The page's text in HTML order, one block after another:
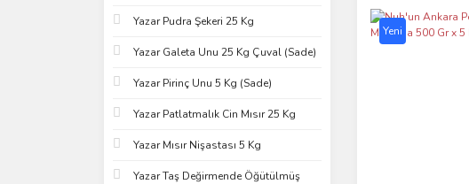
Yazar Pudra Şekeri 25 Kg
Yazar Galeta Unu 25 Kg Çuval (Sade)
Yazar Pirinç Unu 5 Kg (Sade)
Yazar Patlatmalık Cin Mısır 25 Kg
Yazar Mısır Nişastası 5 Kg
Yazar Taş Değirmende Öğütülmüş
Yeni